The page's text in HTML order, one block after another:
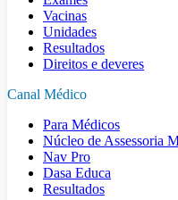
Vacinas
Unidades
Resultados
Direitos e deveres
Canal Médico
Para Médicos
Núcleo de Assessoria
Nav Pro
Dasa Educa
Resultados